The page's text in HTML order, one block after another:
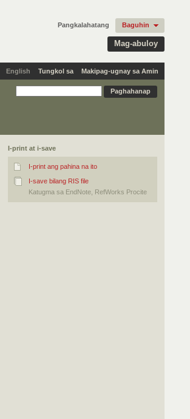
Mag-abuloy
Pangkalahatang Baguhin
English Tungkol sa Makipag-ugnay sa Amin
I-print at i-save
I-print ang pahina na ito
I-save bilang RIS file
Katugma sa EndNote, RefWorks Procite